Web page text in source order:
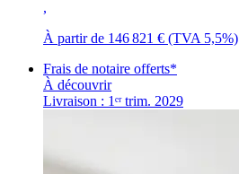
,
À partir de 146 821 € (TVA 5,5%)
Frais de notaire offerts*
À découvrir
Livraison : 1ᵉʳ trim. 2029